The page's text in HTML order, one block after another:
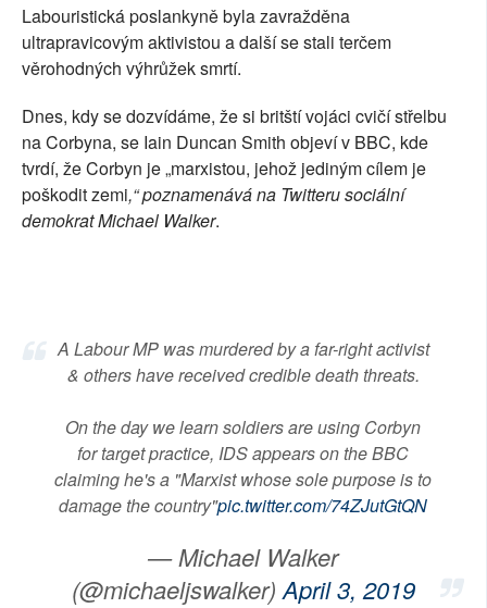
SOCIÁLNÍ SÍTĚ
RUBRIKY
PLNÁ VERZE STRÁNEK
Labouristická poslankyně byla zavražděna
ultrapravicovým aktivistou a další se stali terčem
věrohodných výhrůžek smrtí.
Dnes, kdy se dozvídáme, že si britští vojáci cvičí střelbu
na Corbyna, se Iain Duncan Smith objeví v BBC, kde
tvrdí, že Corbyn je „marxistou, jehož jediným cílem je
poškodit zemi,“ poznamenává na Twitteru sociální
demokrat Michael Walker.
A Labour MP was murdered by a far-right activist
& others have received credible death threats.
On the day we learn soldiers are using Corbyn
for target practice, IDS appears on the BBC
claiming he's a "Marxist whose sole purpose is to
damage the country"pic.twitter.com/74ZJutGtQN
— Michael Walker
(@michaeljswalker) April 3, 2019